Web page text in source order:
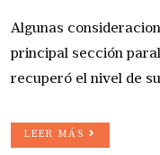
Algunas
principal sección
recuperó el nivel de
LEER MÁS